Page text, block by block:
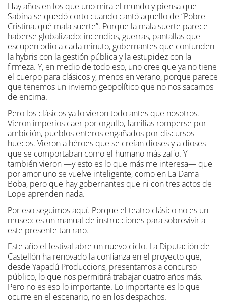
Hay años en los que uno mira el mundo y piensa que
Sabina se quedó corto cuando cantó aquello de “Pobre
Cristina, qué mala suerte”. Porque la mala suerte parece
haberse globalizado: incendios, guerras, pantallas que
escupen odio a cada minuto, gobernantes que confunden
la hybris con la gestión pública y la estupidez con la
firmeza. Y, en medio de todo eso, uno cree que ya no tiene
el cuerpo para clásicos y, menos en verano, porque parece
que tenemos un invierno geopolítico que no nos sacamos
de encima.
Pero los clásicos ya lo vieron todo antes que nosotros.
Vieron imperios caer por orgullo, familias romperse por
ambición, pueblos enteros engañados por discursos
huecos. Vieron a héroes que se creían dioses y a dioses
que se comportaban como el humano más zafio. Y
también vieron —y esto es lo que más me interesa— que
por amor uno se vuelve inteligente, como en La Dama
Boba, pero que hay gobernantes que ni con tres actos de
Lope aprenden nada.
Por eso seguimos aquí. Porque el teatro clásico no es un
museo: es un manual de instrucciones para sobrevivir a
este presente tan raro.
Este año el festival abre un nuevo ciclo. La Diputación de
Castellón ha renovado la confianza en el proyecto que,
desde Yapadú Produccions, presentamos a concurso
público, lo que nos permitirá trabajar cuatro años más.
Pero no es eso lo importante. Lo importante es lo que
ocurre en el escenario, no en los despachos.